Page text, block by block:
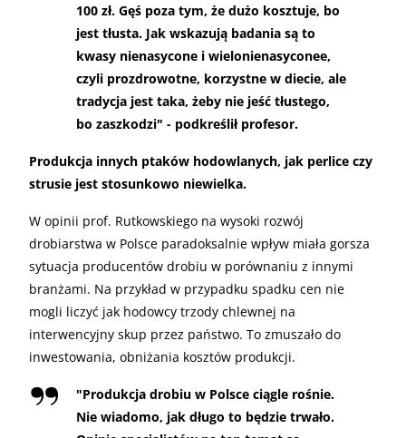
100 zł. Gęś poza tym, że dużo kosztuje, bo
jest tłusta. Jak wskazują badania są to
kwasy nienasycone i wielonienasyconee,
czyli prozdrowotne, korzystne w diecie, ale
tradycja jest taka, żeby nie jeść tłustego,
bo zaszkodzi" - podkreślił profesor.
Produkcja innych ptaków hodowlanych, jak perlice czy
strusie jest stosunkowo niewielka.
W opinii prof. Rutkowskiego na wysoki rozwój
drobiarstwa w Polsce paradoksalnie wpływ miała gorsza
sytuacja producentów drobiu w porównaniu z innymi
branżami. Na przykład w przypadku spadku cen nie
mogli liczyć jak hodowcy trzody chlewnej na
interwencyjny skup przez państwo. To zmuszało do
inwestowania, obniżania kosztów produkcji.
"Produkcja drobiu w Polsce ciągle rośnie.
Nie wiadomo, jak długo to będzie trwało.